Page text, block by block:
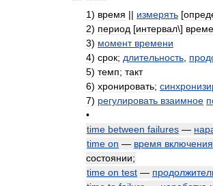
1) время || измерять [
2) период [интервал\]
3) момент времени
4) срок; длительность
5) темп; такт
6) хронировать;
7) регулировать взаимное
•
time between failures —
time on — время включения
состоянии;
time on test —